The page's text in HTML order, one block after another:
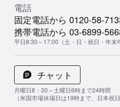
電話
固定電話から 0120-58-
携帯電話から 03-6899-
平日8:30～17:00（土・日・祝日・年末
チャット
月曜日8：30～土曜日6時まで24時間
（米国市場休場日は19時まで、日本祝